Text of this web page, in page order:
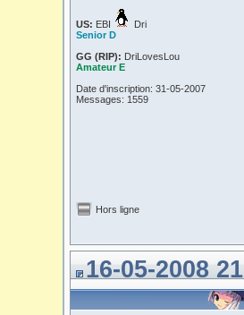
US: EBI
Dri
Senior D
GG (RIP): DriLovesLou
Amateur E
Date d'inscription: 31-05-2007
Messages: 1559
Hors ligne
16-05-2008